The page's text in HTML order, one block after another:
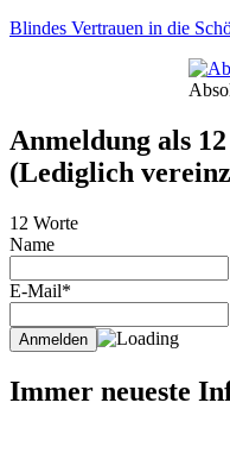
Blindes Vertrauen in die
Anmeldung als
(Lediglich
12 Worte
Name
E-Mail*
Immer neueste